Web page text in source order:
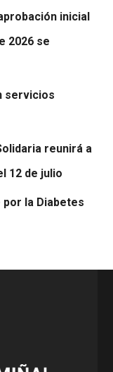
inicial
2026 se
servicios
reunirá a
12 de julio
por la Diabetes